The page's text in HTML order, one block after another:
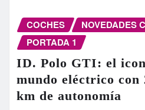
COCHES
NOVEDADES
PORTADA 1
ID. Polo GTI: el
mundo eléctrico con
km de autonomía